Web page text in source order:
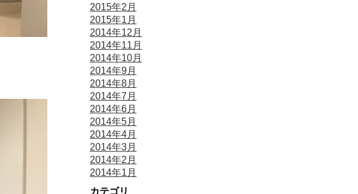
2015年2月
2015年1月
2014年12月
2014年11月
2014年10月
2014年9月
2014年8月
2014年7月
2014年6月
2014年5月
2014年4月
2014年3月
2014年2月
2014年1月
カテゴリ